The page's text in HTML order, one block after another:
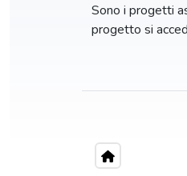
Sono i progetti
progetto si